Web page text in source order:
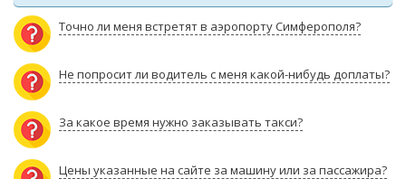
Точно ли меня встретят в аэропорту Симферополя?
Не попросит ли водитель с меня какой-нибудь доплаты?
За какое время нужно заказывать такси?
Цены указанные на сайте за машину или за пассажира?